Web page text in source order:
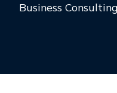
Business